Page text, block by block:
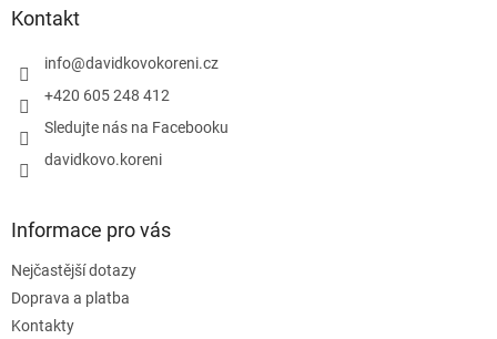
Kontakt
info@davidkovokoreni.cz
+420 605 248 412
Sledujte nás na Facebooku
davidkovo.koreni
Informace pro vás
Nejčastější dotazy
Doprava a platba
Kontakty